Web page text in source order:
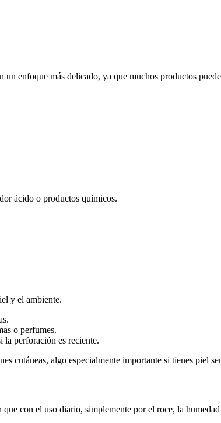
enfoque más delicado, ya que muchos productos
ácido o productos químicos.
y el ambiente.
o perfumes.
la perforación es reciente.
cutáneas, algo especialmente importante si tienes piel
con el uso diario, simplemente por el roce, la